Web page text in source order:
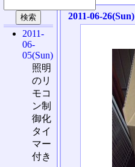
2011-06-26(Sun)
2011-
06-
05(Sun)
照明
のリ
モコ
ン制
御化
タイ
マー
付き